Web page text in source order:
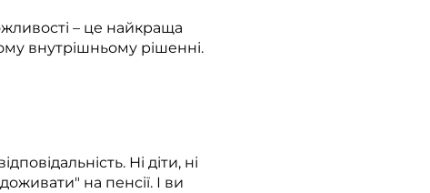
– це найкраща
внутрішньому рішенні.
Ні діти, ні
на пенсії. І ви